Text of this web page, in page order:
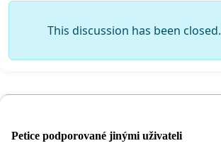
This discussion has been closed.
Petice podporované jinými uživateli